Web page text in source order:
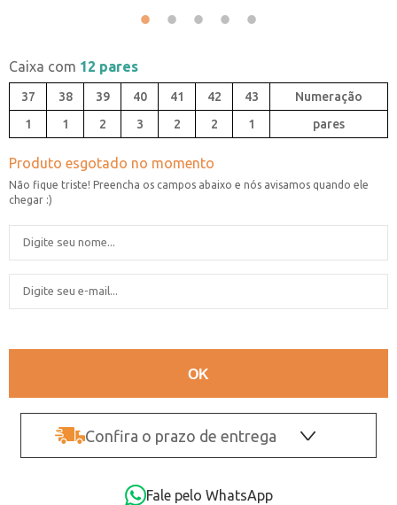
Caixa com 12 pares
37 38 39 40 41 42
43
1
1 2 3 2 2 1 pares
Confira o prazo de entrega
Fale pelo WhatsApp